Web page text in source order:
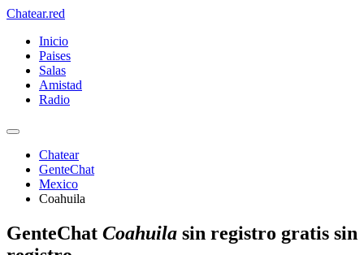
Chatear.red
Inicio
Paises
Salas
Amistad
Radio
Chatear
GenteChat
Mexico
Coahuila
GenteChat Coahuila sin registro gratis sin